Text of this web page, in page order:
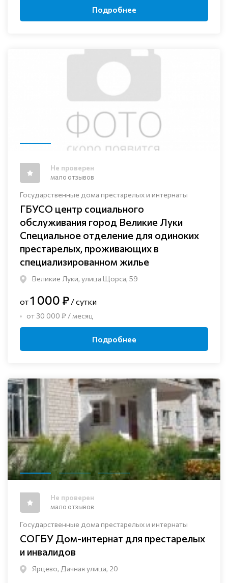
Подробнее
Государственные дома престарелых и интернаты
ГБУСО центр социального
обслуживания город Великие Луки
Специальное отделение для одиноких
престарелых, проживающих в
специализированном жилье
Великие Луки, улица Щорса, 59
Не проверен
мало отзывов
от1 000 ₽ / сутки
от 30 000 ₽ / месяц
Подробнее
Государственные дома престарелых и интернаты
СОГБУ Дом-интернат для престарелых
и инвалидов
Ярцево, Дачная улица, 20
Не проверен
мало отзывов